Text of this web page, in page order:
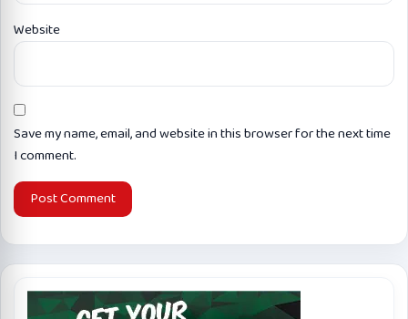
Website
Save my name, email, and website in this browser for the next time
I comment.